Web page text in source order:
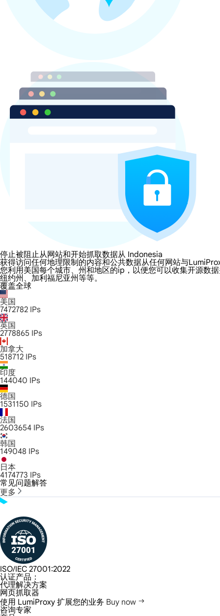
停止被阻止从网站和开始抓取数据从 Indonesia
获得访问任何地理限制的内容和公共数据从任何网站与
您利用美国每个城市、州和地区的ip，以便您可以收集开源数
纽约州、加利福尼亚州等等。
覆盖全球
美国
7472782 IPs
英国
2778865 IPs
加拿大
518712 IPs
印度
144040 IPs
德国
1531150 IPs
法国
2603654 IPs
韩国
149048 IPs
日本
4174773 IPs
常见问题解答
更多
ISO/IEC 27001:2022
认证产品：
代理解决方案
网页抓取器
使用 LumiProxy 扩展您的业务 Buy now
咨询专家